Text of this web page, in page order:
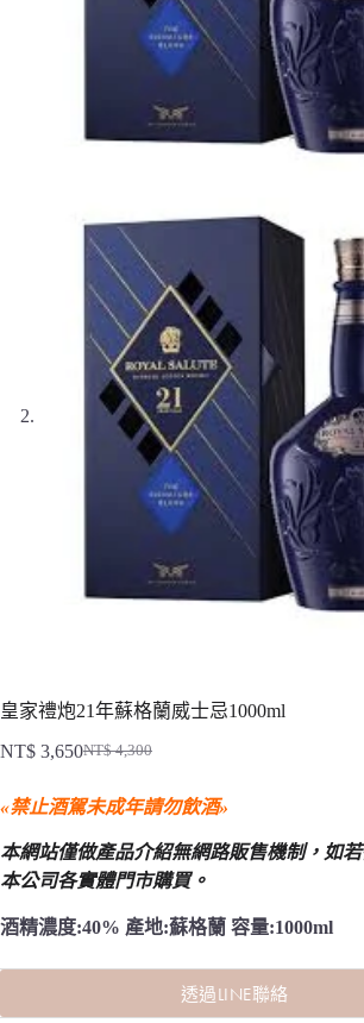
皇家禮炮21年蘇格蘭威士忌1000ml
NT$4,300
始
價
格：
NT$ 4,300。
NT$ 3,650
前
價
格：
NT$ 3,650。
«禁止酒駕未成年請勿飲酒»
本網站僅做產品介紹無網路販售機制， 如
本公司各實體門市購買。
酒精濃度:40% 產地:蘇格蘭 容量:1000ml
透過LINE聯絡